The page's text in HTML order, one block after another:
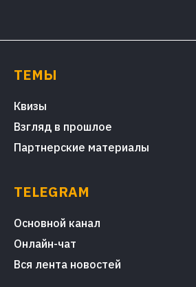
ТЕМЫ
Квизы
Взгляд в прошлое
Партнерские материалы
TELEGRAM
Основной канал
Онлайн-чат
Вся лента новостей